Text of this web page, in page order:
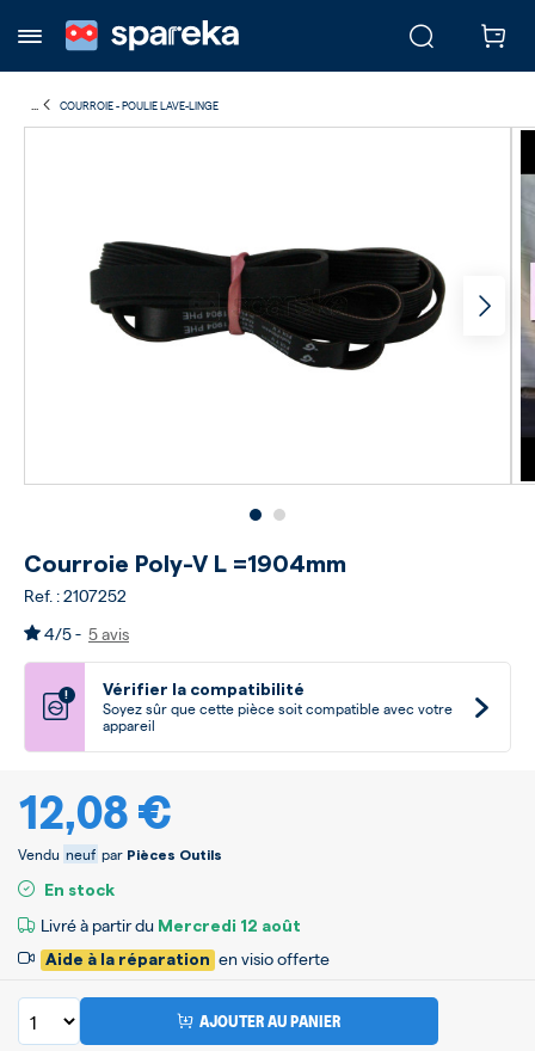
COURROIE - POULIE LAVE-LINGE
Courroie Poly-V L =1904mm
Ref. : 2107252
4/5 - 5 avis
! Vérifier la compatibilité
Soyez sûr que cette pièce soit compatible avec votre
appareil
12,08 €
Vendu neuf par Pièces Outils
En stock
Livré à partir du Mercredi 12 août
Aide à la réparation en visio offerte
AJOUTER AU PANIER